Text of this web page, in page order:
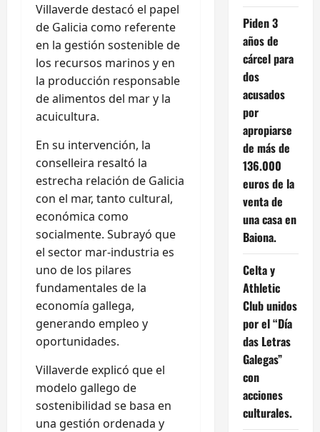
Villaverde destacó el papel
de Galicia como referente
en la gestión sostenible de
los recursos marinos y en
la producción responsable
de alimentos del mar y la
acuicultura.
En su intervención, la
conselleira resaltó la
estrecha relación de Galicia
con el mar, tanto cultural,
económica como
socialmente. Subrayó que
el sector mar-industria es
uno de los pilares
fundamentales de la
economía gallega,
generando empleo y
oportunidades.
Villaverde explicó que el
modelo gallego de
sostenibilidad se basa en
una gestión ordenada y
Piden 3
años de
cárcel para
dos
acusados
por
apropiarse
de más de
136.000
euros de la
venta de
una casa en
Baiona.
Celta y
Athletic
Club unidos
por el “Día
das Letras
Galegas”
con
acciones
culturales.